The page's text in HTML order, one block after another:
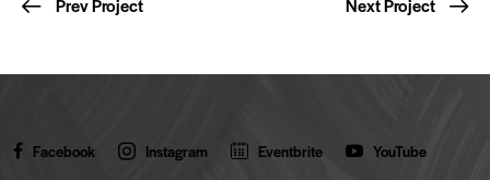
Facebook Instagram Eventbrite YouTube